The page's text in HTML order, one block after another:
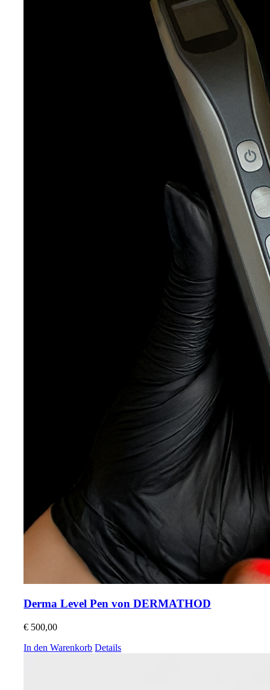
Derma Level Pen von DERMATHOD
€ 500,00
In den Warenkorb Details